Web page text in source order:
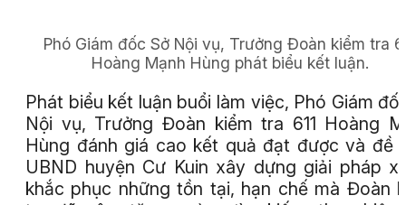
Phó Giám đốc Sở Nội vụ, Trưởng Đoàn kiểm tra
Hoàng Mạnh Hùng phát biểu kết luận.
Phát biểu kết luận buổi làm việc, Phó Giám
Nội vụ, Trưởng Đoàn kiểm tra 611 Hoàng
Hùng đánh giá cao kết quả đạt được và đề
UBND huyện Cư Kuin xây dựng giải pháp
khắc phục những tồn tại, hạn chế mà Đoàn